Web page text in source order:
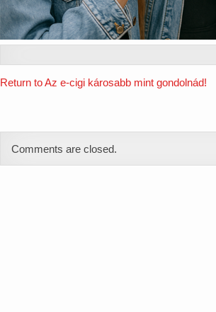
Return to Az e-cigi károsabb mint gondolnád!
Comments are closed.